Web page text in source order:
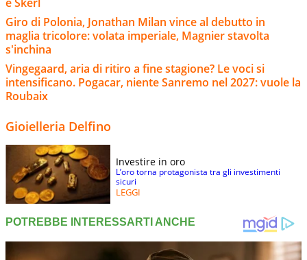
Giro di Polonia, Jonathan Milan vince al debutto in
maglia tricolore: volata imperiale, Magnier stavolta
s'inchina
Vingegaard, aria di ritiro a fine stagione? Le voci si
intensificano. Pogacar, niente Sanremo nel 2027: vuole la
Roubaix
Gioielleria Delfino
Investire in oro
L’oro torna protagonista tra gli investimenti
sicuri
LEGGI